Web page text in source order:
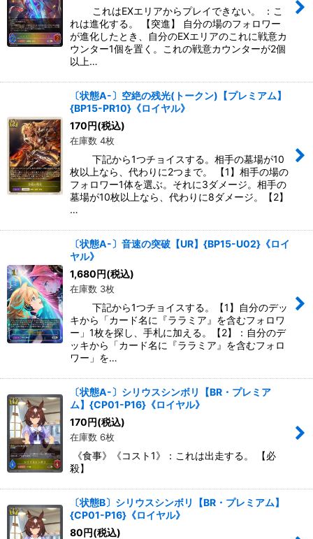
これはEXエリアからプレイできない。 ：こ
れは進化する。 【突進】 自分の場のフォロワー
が進化したとき、自分のEXエリアのこれに戦意カ
ウンター1個を置く。これの戦意カウンターが2個
以上…
〔状態A-〕空絶の残光(トークン)【プレミアム】
{BP15-PR10}《ロイヤル》
170円(税込)
在庫数 4枚
下記から1つチョイスする。相手の墓場が10
枚以上なら、代わりに2つまで。 【1】相手の場の
フォロワー1体を選ぶ。それに3ダメージ。相手の
墓場が10枚以上なら、代わりに8ダメージ。【2】
…
〔状態A-〕音速の突破【UR】{BP15-U02}《ロイ
ヤル》
1,680円(税込)
在庫数 3枚
下記から1つチョイスする。【1】自分のデッ
キから「カード名に『ララミア』を含むフォロワ
ー」1枚を探し、手札に加える。【2】：自分のデ
ッキから「カード名に『ララミア』を含むフォロ
ワー」を…
〔状態A-〕シリウスシンボリ【BR・プレミア
ム】{CP01-P16}《ロイヤル》
170円(税込)
在庫数 6枚
《食事》《コスト1》：これは出走する。 【必
殺】
〔状態B〕シリウスシンボリ【BR・プレミアム】
{CP01-P16}《ロイヤル》
80円(税込)